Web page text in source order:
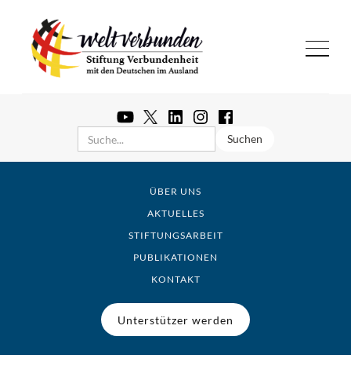
ÜBER UNS
AKTUELLES
STIFTUNGSARBEIT
PUBLIKATIONEN
KONTAKT
Unterstützer werden